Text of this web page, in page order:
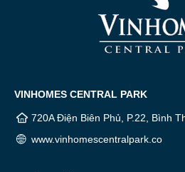
VINHOMES CENTRAL PARK
720A Điện Biên Phủ, P.22, Bình
www.vinhomescentralpark.co